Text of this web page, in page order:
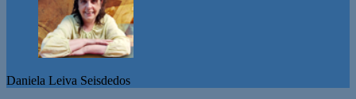
Daniela Leiva Seisdedos